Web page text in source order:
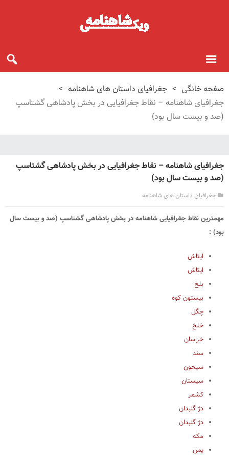
صفحه خانگی > جغرافیای داستان های شاهنامه >
جغرافیای شاهنامه – نقاط جغرافیایی در بخش پادشاهی گشتاسپ
(صد و بیست سال بود)
جغرافیای شاهنامه – نقاط جغرافیایی در بخش پادشاهی گشتاسپ
(صد و بیست سال بود)
جغرافیای داستان های شاهنامه
مهمترین نقاط جغرافیایی شاهنامه در بخش پادشاهی گشتاسپ (صد و بیست سال
بود) :
ایتاش
ایتاش
بلخ
بیستون کوه
چگل
خلخ
خراسان
سند
سیحون
سیستان
کشمر
دژ گنبدان
دژ گنبدان
مکه
یمن